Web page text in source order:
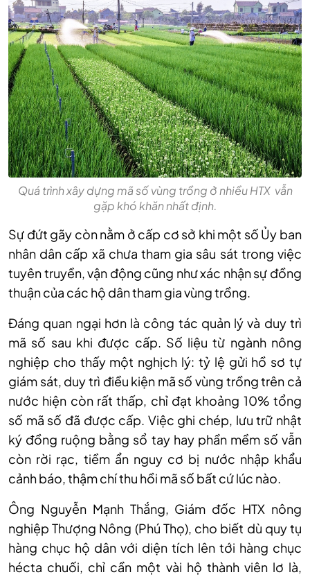
Quá trình xây dựng mã số vùng trồng ở nhiều HTX vẫn
gặp khó khăn nhất định.
Sự đứt gãy còn nằm ở cấp cơ sở khi một số Ủy ban
nhân dân cấp xã chưa tham gia sâu sát trong việc
tuyên truyền, vận động cũng như xác nhận sự đồng
thuận của các hộ dân tham gia vùng trồng.
Đáng quan ngại hơn là công tác quản lý và duy trì
mã số sau khi được cấp. Số liệu từ ngành nông
nghiệp cho thấy một nghịch lý: tỷ lệ gửi hồ sơ tự
giám sát, duy trì điều kiện mã số vùng trồng trên cả
nước hiện còn rất thấp, chỉ đạt khoảng 10% tổng
số mã số đã được cấp. Việc ghi chép, lưu trữ nhật
ký đồng ruộng bằng sổ tay hay phần mềm số vẫn
còn rời rạc, tiềm ẩn nguy cơ bị nước nhập khẩu
cảnh báo, thậm chí thu hồi mã số bất cứ lúc nào.
Ông Nguyễn Mạnh Thắng, Giám đốc HTX nông
nghiệp Thượng Nông (Phú Thọ), cho biết dù quy tụ
hàng chục hộ dân với diện tích lên tới hàng chục
hécta chuối, chỉ cần một vài hộ thành viên lơ là,